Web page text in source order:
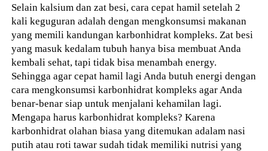
Selain kalsium dan zat besi, cara cepat hamil setelah 2
kali keguguran adalah dengan mengkonsumsi makanan
yang memili kandungan karbonhidrat kompleks. Zat besi
yang masuk kedalam tubuh hanya bisa membuat Anda
kembali sehat, tapi tidak bisa menambah energy.
Sehingga agar cepat hamil lagi Anda butuh energi dengan
cara mengkonsumsi karbonhidrat kompleks agar Anda
benar-benar siap untuk menjalani kehamilan lagi.
Mengapa harus karbonhidrat kompleks? Karena
karbonhidrat olahan biasa yang ditemukan adalam nasi
putih atau roti tawar sudah tidak memiliki nutrisi yang